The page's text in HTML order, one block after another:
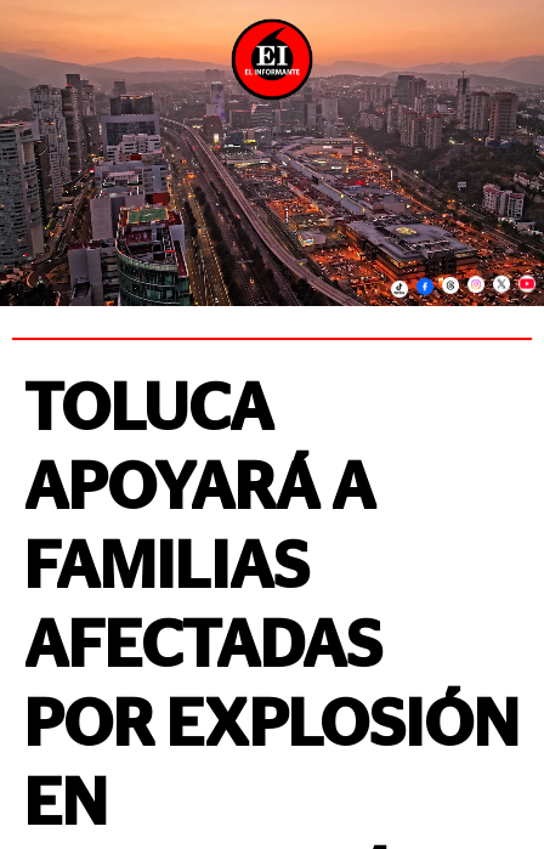
TOLUCA
APOYARÁ A
FAMILIAS
AFECTADAS
POR EXPLOSIÓN
EN